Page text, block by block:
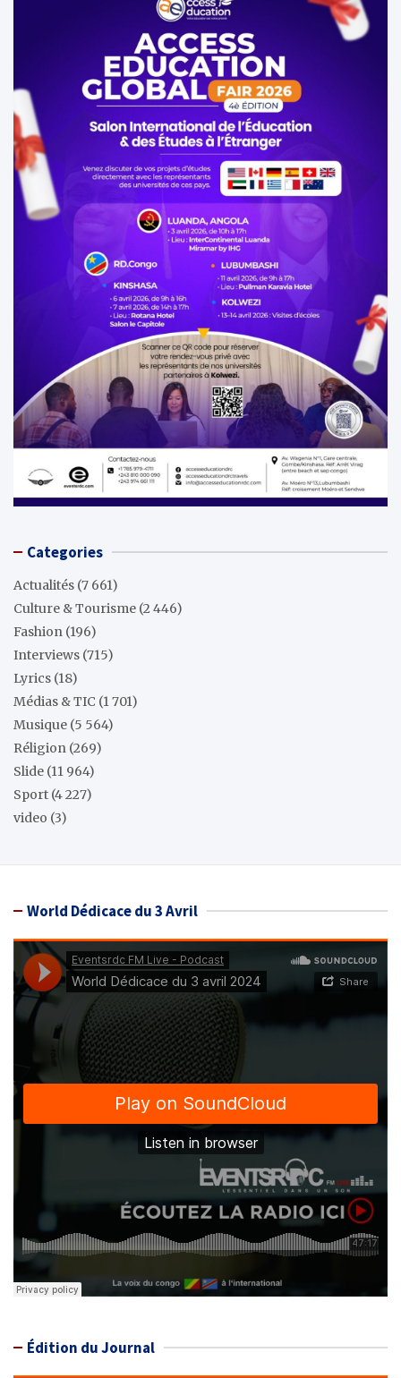
Categories
Actualités (7 661)
Culture & Tourisme (2 446)
Fashion (196)
Interviews (715)
Lyrics (18)
Médias & TIC (1 701)
Musique (5 564)
Réligion (269)
Slide (11 964)
Sport (4 227)
video (3)
World Dédicace du 3 Avril
Édition du Journal